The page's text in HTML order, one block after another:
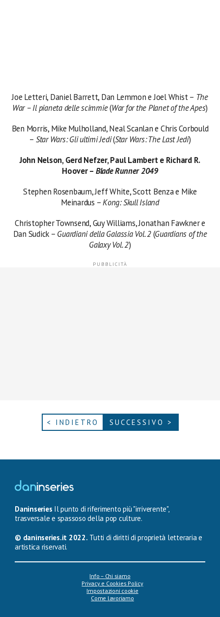
Joe Letteri, Daniel Barrett, Dan Lemmon e Joel Whist – The
War – Il pianeta delle scimmie(War for the Planet of the Apes)
Ben Morris, Mike Mulholland, Neal Scanlan e Chris Corbould
– Star Wars: Gli ultimi Jedi(Star Wars: The Last Jedi)
John Nelson, Gerd Nefzer, Paul Lambert e Richard R.
Hoover – Blade Runner 2049
Stephen Rosenbaum, Jeff White, Scott Benza e Mike
Meinardus –Kong: Skull Island
Christopher Townsend, Guy Williams, Jonathan Fawkner e
Dan Sudick – Guardiani della Galassia Vol. 2(Guardians of the
Galaxy Vol. 2)
< INDIETRO SUCCESSIVO >
Daninseries Il punto di riferimento più "irriverente",
trasversale e spassoso della pop culture.
© daninseries.it 2022. Tutti di diritti di proprietà letteraria e
artistica riservati.
Info – Chi siamo
Privacy e Cookies Policy
Impostazioni cookie
Come lavoriamo